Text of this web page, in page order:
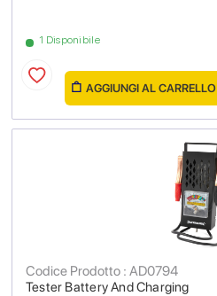
1 Disponibile
AGGIUNGI AL CARRELLO
Tester Battery And Charging
Codice Prodotto : AD0794